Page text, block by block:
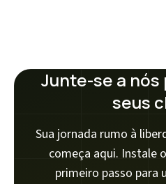
Junte-se a
seus
Sua jornada rumo à
começa aqui. Instale
primeiro passo para